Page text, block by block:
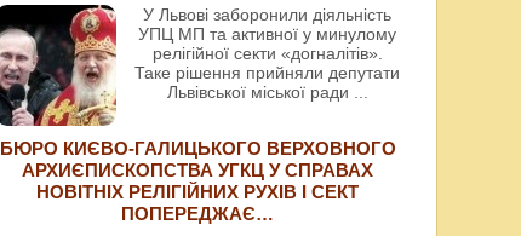
У Львові заборонили діяльність
УПЦ МП та активної у минулому
релігійної секти «догналітів».
Таке рішення прийняли депутати
Львівської міської ради
БЮРО КИЄВО-ГАЛИЦЬКОГО ВЕРХОВНОГО
АРХИЄПИСКОПСТВА УГКЦ У СПРАВАХ
НОВІТНІХ РЕЛІГІЙНИХ РУХІВ І СЕКТ
ПОПЕРЕДЖАЄ…